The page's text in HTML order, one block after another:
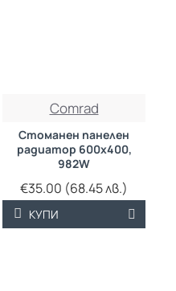
ТРАЙНО НИСКА
Comrad
Стоманен панелен
радиатор 600х400,
982W
€35.00 (68.45 лв.)
КУПИ